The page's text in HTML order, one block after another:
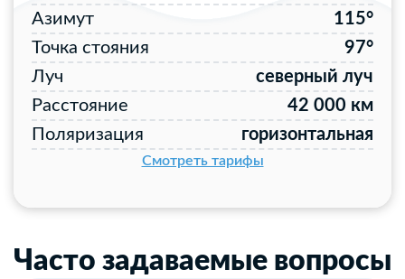
Азимут
115°
Точка стояния
97°
Луч
северный луч
Расстояние
42 000 км
Поляризация
горизонтальная
Смотреть тарифы
Часто задаваемые вопросы